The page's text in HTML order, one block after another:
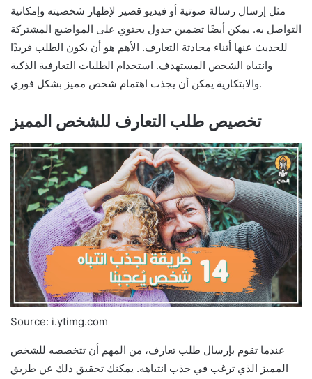
مثل إرسال رسالة صوتية أو فيديو قصير لإظهار شخصيته وإمكانية
التواصل به. يمكن أيضًا تضمين جدول يحتوي على المواضيع المشتركة
للحديث عنها أثناء محادثة التعارف. الأهم هو أن يكون الطلب فريدًا
وانتباه الشخص المستهدف. استخدام الطلبات التعارفية الذكية
والابتكارية يمكن أن يجذب اهتمام شخص مميز بشكل فوري.
تخصيص طلب التعارف للشخص المميز
Source: i.ytimg.com
عندما تقوم بإرسال طلب تعارف، من المهم أن تتخصصه للشخص
المميز الذي ترغب في جذب انتباهه. يمكنك تحقيق ذلك عن طريق